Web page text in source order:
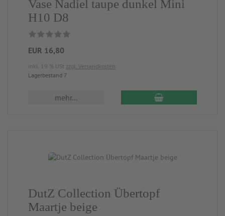
Vase Nadiel taupe dunkel Mini
H10 D8
EUR 16,80
inkl. 19 % USt zzgl. Versandkosten
Lagerbestand 7
mehr...
DutZ Collection Übertopf
Maartje beige